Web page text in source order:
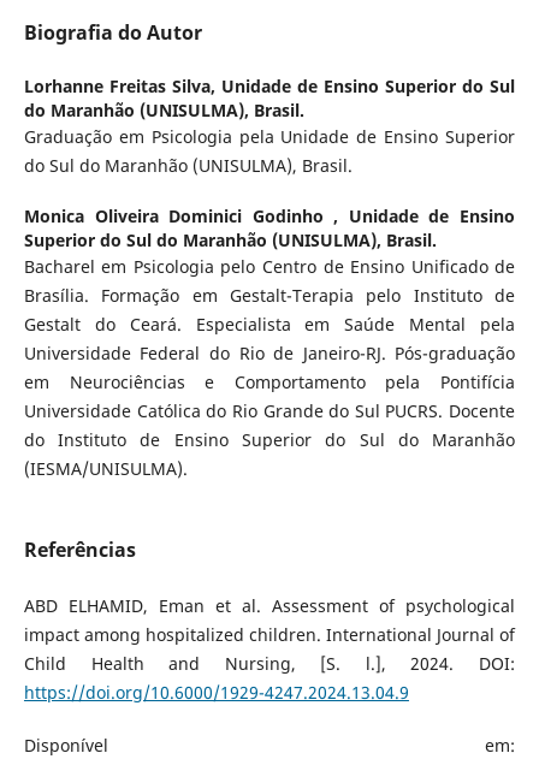
Biografia do Autor
Lorhanne Freitas Silva, Unidade de Ensino Superior do Sul
do Maranhão (UNISULMA), Brasil.
Graduação em Psicologia pela Unidade de Ensino Superior
do Sul do Maranhão (UNISULMA), Brasil.
Monica Oliveira Dominici Godinho , Unidade de Ensino
Superior do Sul do Maranhão (UNISULMA), Brasil.
Bacharel em Psicologia pelo Centro de Ensino Unificado de
Brasília. Formação em Gestalt-Terapia pelo Instituto de
Gestalt do Ceará. Especialista em Saúde Mental pela
Universidade Federal do Rio de Janeiro-RJ. Pós-graduação
em Neurociências e Comportamento pela Pontifícia
Universidade Católica do Rio Grande do Sul PUCRS. Docente
do Instituto de Ensino Superior do Sul do Maranhão
(IESMA/UNISULMA).
Referências
ABD ELHAMID, Eman et al. Assessment of psychological
impact among hospitalized children. International Journal of
Child Health and Nursing, [S. l.], 2024. DOI:
https://doi.org/10.6000/1929-4247.2024.13.04.9
Disponível em: